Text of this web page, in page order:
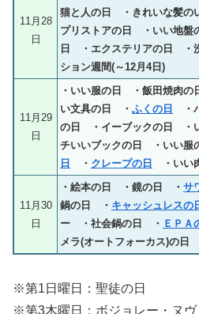
11月28
日
猫と人の日 ・きれいな髪
プリストアの日 ・いい地盤
日 ・エクステリアの日 ・
ション週間(～12月4日)
11月29
日
・いい服の日 ・飯田焼肉
い文具の日 ・ ふくの日
・
の日 ・イーブックの日 ・
チいいブックの日 ・いい服
日
・ クレープの日 ・いい
11月30
日
・絵本の日 ・鏡の日 ・ サ
鍋の日 ・ キャッシュレスの
ー ・社会鍋の日 ・ ＥＰＡ
メラ(オートフォーカス)の日
※第1日曜日：聖徒の日
※第3木曜日：ボジョレー・ヌヴ